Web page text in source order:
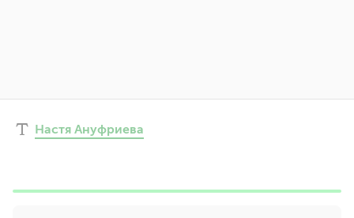
Настя Ануфриева